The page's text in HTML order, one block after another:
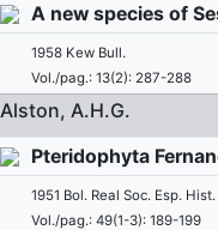
A new species of
1958 Kew Bull.
Vol./pag.: 13(2): 287-288
Alston, A.H.G.
Pteridophyta
1951 Bol. Real Soc. Esp.
Vol./pag.: 49(1-3): 189-199